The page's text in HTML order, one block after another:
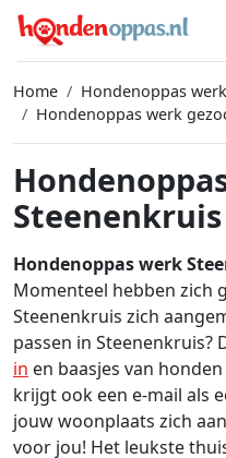
Home
Hondenoppas
Hondenoppas werk
Steenenkruis
Hondenoppas werk
Momenteel hebben zich
Steenenkruis zich
passen in Steenenkruis?
in en baasjes van
krijgt ook een e-mail als
jouw woonplaats zich
voor jou! Het leukste